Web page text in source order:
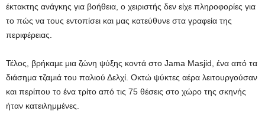
έκτακτης ανάγκης για βοήθεια, ο χειριστής δεν είχε πληροφορίες για
το πώς να τους εντοπίσει και μας κατεύθυνε στα γραφεία της
περιφέρειας.
Τέλος, βρήκαμε μια ζώνη ψύξης κοντά στο Jama Masjid, ένα από τα
διάσημα τζαμιά του παλιού Δελχί. Οκτώ ψύκτες αέρα λειτουργούσαν
και περίπου το ένα τρίτο από τις 75 θέσεις στο χώρο της σκηνής
ήταν κατειλημμένες.